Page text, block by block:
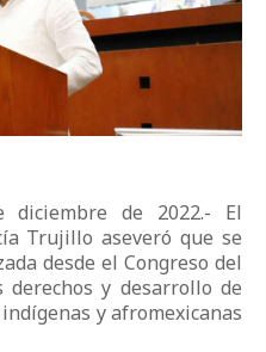
diciembre de 2022.- El
Trujillo aseveró que se
desde el Congreso del
y desarrollo de
y afromexicanas